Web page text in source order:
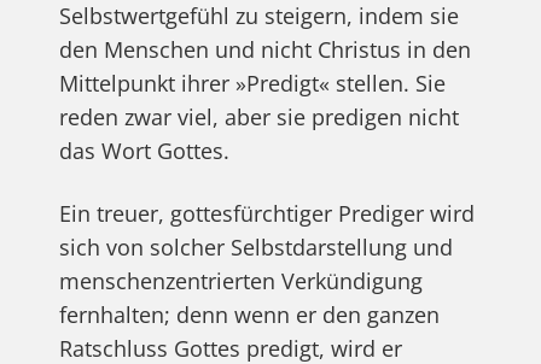
Selbstwertgefühl zu steigern, indem sie
den Menschen und nicht Christus in den
Mittelpunkt ihrer »Predigt« stellen. Sie
reden zwar viel, aber sie predigen nicht
das Wort Gottes.
Ein treuer, gottesfürchtiger Prediger wird
sich von solcher Selbstdarstellung und
menschenzentrierten Verkündigung
fernhalten; denn wenn er den ganzen
Ratschluss Gottes predigt, wird er